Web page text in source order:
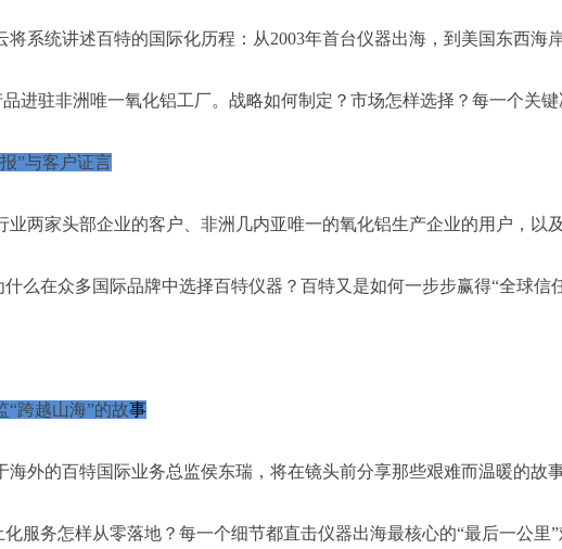
将系统讲述百特的国际化历程：从2003年首台仪器出海，到美国东西海
进驻非洲唯一氧化铝工厂。战略如何制定？市场怎样选择？每一个关键
”与客户证言
业两家头部企业的客户、非洲几内亚唯一的氧化铝生产企业的用户，
么在众多国际品牌中选择百特仪器？百特又是如何一步步赢得“全球信
“跨越山海”的故事
海外的百特国际业务总监侯东瑞，将在镜头前分享那些艰难而温暖的故
服务怎样从零落地？每一个细节都直击仪器出海最核心的“最后一公里”